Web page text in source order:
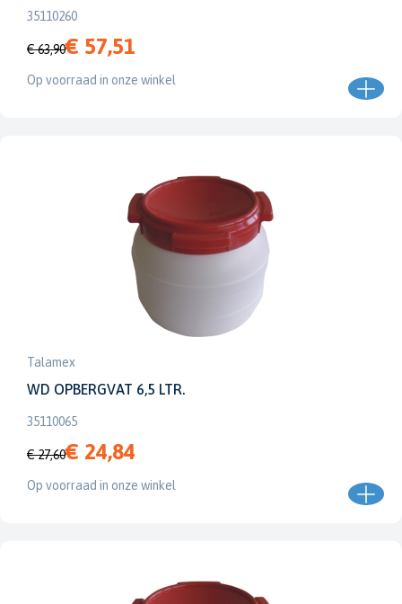
35110260
€ 63,90€ 57,51
Op voorraad in onze winkel
Talamex
WD OPBERGVAT 6,5 LTR.
35110065
€ 27,60€ 24,84
Op voorraad in onze winkel